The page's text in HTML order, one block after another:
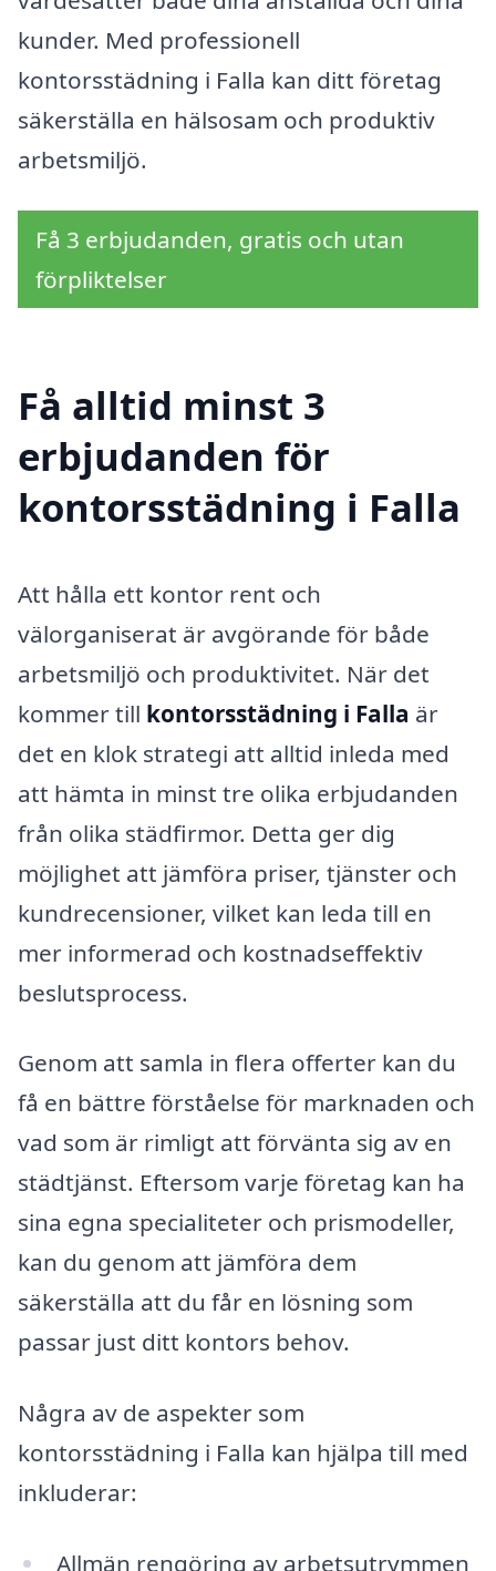
kunder. Med professionell
kontorsstädning i Falla kan ditt företag
säkerställa en hälsosam och produktiv
arbetsmiljö.
Få 3 erbjudanden, gratis och utan
förpliktelser
Få alltid minst 3
erbjudanden för
kontorsstädning i Falla
Att hålla ett kontor rent och
välorganiserat är avgörande för både
arbetsmiljö och produktivitet. När det
kommer till kontorsstädning i Falla är
det en klok strategi att alltid inleda med
att hämta in minst tre olika erbjudanden
från olika städfirmor. Detta ger dig
möjlighet att jämföra priser, tjänster och
kundrecensioner, vilket kan leda till en
mer informerad och kostnadseffektiv
beslutsprocess.
Genom att samla in flera offerter kan du
få en bättre förståelse för marknaden och
vad som är rimligt att förvänta sig av en
städtjänst. Eftersom varje företag kan ha
sina egna specialiteter och prismodeller,
kan du genom att jämföra dem
säkerställa att du får en lösning som
passar just ditt kontors behov.
Några av de aspekter som
kontorsstädning i Falla kan hjälpa till med
inkluderar:
Allmän rengöring av arbetsutrymmen